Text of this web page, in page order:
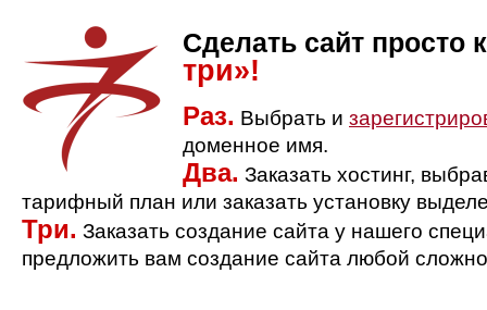
Сделать сайт просто
три»!
Раз. Выбрать и
доменное имя.
Два. Заказать хостинг,
тарифный план или заказать установку
Три. Заказать создание сайта у нашего
предложить вам создание сайта любой